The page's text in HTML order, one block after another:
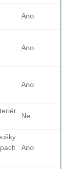
Ano
Ano
Ano
Ne
Ano